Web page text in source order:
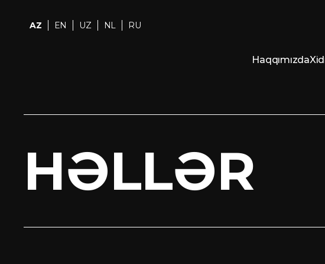
AZ EN UZ NL RU
Haqqımızda
HƏLLƏR